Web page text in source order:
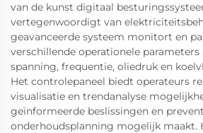
van de kunst digitaal
vertegenwoordigt van
geavanceerde systeem monitort en
verschillende operationele parameters
spanning, frequentie, oliedruk en
Het controlepaneel biedt operateurs
visualisatie en trendanalyse
geïnformeerde beslissingen en
onderhoudsplanning mogelijk maakt.